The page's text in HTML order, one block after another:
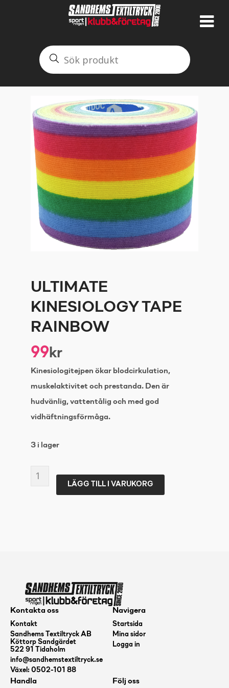
ULTIMATE
KINESIOLOGY TAPE
RAINBOW
99kr
Kinesiologitejpen ökar blodcirkulation,
muskelaktivitet och prestanda. Den är
hudvänlig, vattentålig och med god
vidhäftningsförmåga.
3 i lager
ULTIMATE
LÄGG TILL I VARUKORG
Kontakta oss
Kontakt
Sandhems Textiltryck AB
Köttorp Sandgärdet
522 91 Tidaholm
info@sandhemstextiltryck.se
Växel: 0502-101 88
Navigera
Startsida
Mina sidor
Logga in
Handla Följ oss